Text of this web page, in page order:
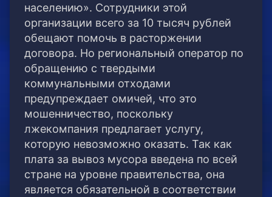
населению». Сотрудники этой
организации всего за 10 тысяч рублей
обещают помочь в расторжении
договора. Но региональный оператор по
обращению с твердыми
коммунальными отходами
предупреждает омичей, что это
мошенничество, поскольку
лжекомпания предлагает услугу,
которую невозможно оказать. Так как
плата за вывоз мусора введена по всей
стране на уровне правительства, она
является обязательной в соответствии